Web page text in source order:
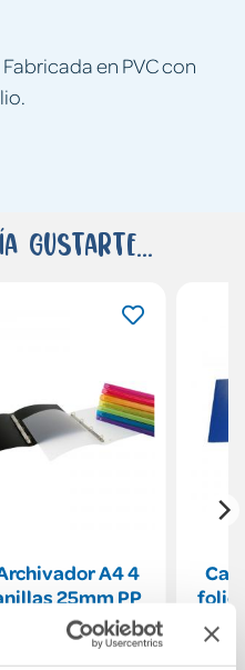
en PVC con
gustarte...
A4 4
25mm PP
azul
folio